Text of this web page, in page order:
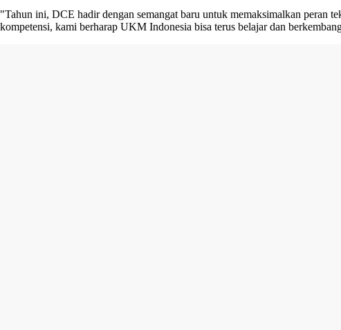
"Tahun ini, DCE hadir dengan semangat baru untuk memaksimalkan peran
kompetensi, kami berharap UKM Indonesia bisa terus belajar dan